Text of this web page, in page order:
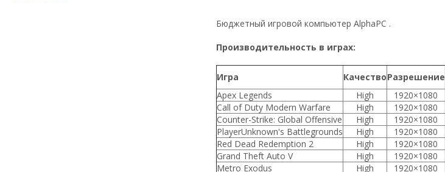
Бюджетный игровой компьютер AlphaPC .
Производительность в играх:
Игра КачествоРазрешение
Apex Legends
High 1920×1080
Call of Duty Modern Warfare
High 1920×1080
Counter-Strike: Global Offensive
High 1920×1080
PlayerUnknown's Battlegrounds
High 1920×1080
Red Dead Redemption 2
High 1920×1080
Grand Theft Auto V
High 1920×1080
Metro Exodus
High 1920×1080